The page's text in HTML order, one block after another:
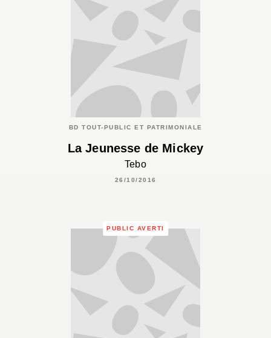
BD TOUT-PUBLIC ET PATRIMONIALE
La Jeunesse de Mickey
Tebo
26/10/2016
PUBLIC AVERTI